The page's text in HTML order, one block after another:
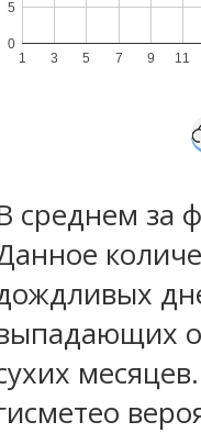
1 3 5 7 9 11
0
5
среднем за